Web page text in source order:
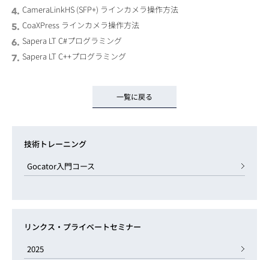
CameraLinkHS (SFP+) ラインカメラ操作方法
CoaXPress ラインカメラ操作方法
Sapera LT C#プログラミング
Sapera LT C++プログラミング
一覧に戻る
技術トレーニング
Gocator入門コース
リンクス・プライベートセミナー
2025